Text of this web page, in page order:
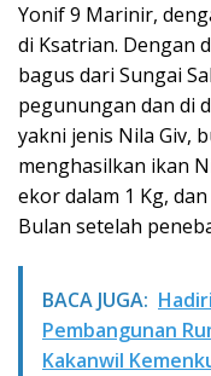
Yonif 9 Marinir,
di Ksatrian. Dengan
bagus dari Sungai
pegunungan dan di
yakni jenis Nila Giv,
menghasilkan ikan
ekor dalam 1 Kg,
Bulan setelah
BACA JUGA:
Pembangunan
Kakanwil